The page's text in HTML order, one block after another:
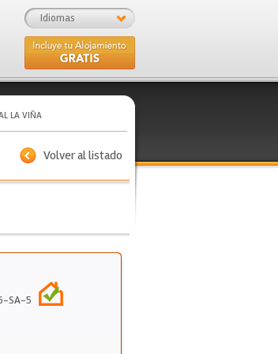
Idiomas
LA VIÑA
Volver al listado
SA-5